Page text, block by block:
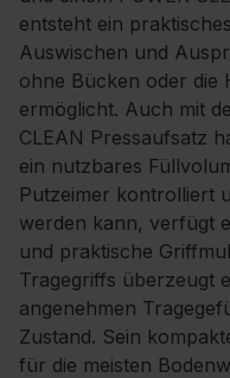
entsteht ein
Auswischen und
ohne Bücken oder die
ermöglicht. Auch mit
CLEAN Pressaufsatz
ein nutzbares
Putzeimer kontrolliert
werden kann, verfügt
und praktische
Tragegriffs überzeugt
angenehmen
Zustand. Sein
für die meisten